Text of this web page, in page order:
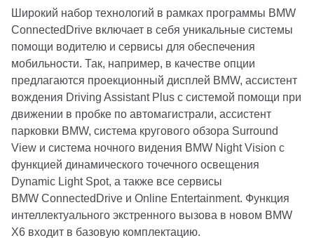
Широкий набор технологий в рамках программы BMW
ConnectedDrive включает в себя уникальные системы
помощи водителю и сервисы для обеспечения
мобильности. Так, например, в качестве опции
предлагаются проекционный дисплей BMW, ассистент
вождения Driving Assistant Plus с системой помощи при
движении в пробке по автомагистрали, ассистент
парковки BMW, система кругового обзора Surround
View и система ночного видения BMW Night Vision с
функцией динамического точечного освещения
Dynamic Light Spot, а также все сервисы
BMW ConnectedDrive и Online Entertainment. Функция
интеллектуального экстренного вызова в новом BMW
X6 входит в базовую комплектацию.